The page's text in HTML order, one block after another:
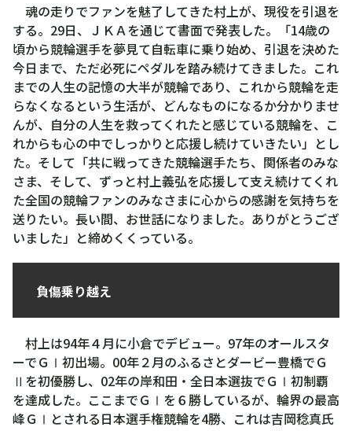
魂の走りでファンを魅了してきた村上が、現役を引退を
する。29日、ＪＫＡを通じて書面で発表した。「14歳の
頃から競輪選手を夢見て自転車に乗り始め、引退を決めた
今日まで、ただ必死にペダルを踏み続けてきました。これ
までの人生の記憶の大半が競輪であり、これから競輪を走
らなくなるという生活が、どんなものになるか分かりませ
んが、自分の人生を救ってくれたと感じている競輪を、こ
れからも心の中でしっかりと応援し続けていきたい」とし
た。そして「共に戦ってきた競輪選手たち、関係者のみな
さま、そして、ずっと村上義弘を応援して支え続けてくれ
た全国の競輪ファンのみなさまに心からの感謝を気持ちを
送りたい。長い間、お世話になりました。ありがとうござ
いました」と締めくくっている。
負傷乗り越え
村上は94年４月に小倉でデビュー。97年のオールスタ
ーでＧⅠ初出場。00年２月のふるさとダービー豊橋でＧ
Ⅱを初優勝し、02年の岸和田・全日本選抜でＧⅠ初制覇
を達成した。ここまでＧⅠを６勝しているが、輪界の最高
峰ＧⅠとされる日本選手権競輪を4勝、これは吉岡稔真氏